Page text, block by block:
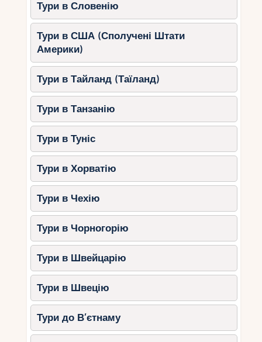
Тури в Словенію
Тури в США (Сполучені Штати
Америки)
Тури в Тайланд (Таїланд)
Тури в Танзанію
Тури в Туніс
Тури в Хорватію
Тури в Чехію
Тури в Чорногорію
Тури в Швейцарію
Тури в Швецію
Тури до В’єтнаму